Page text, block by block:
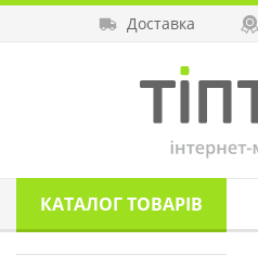
Доставка
КАТАЛОГТОВАРІВ